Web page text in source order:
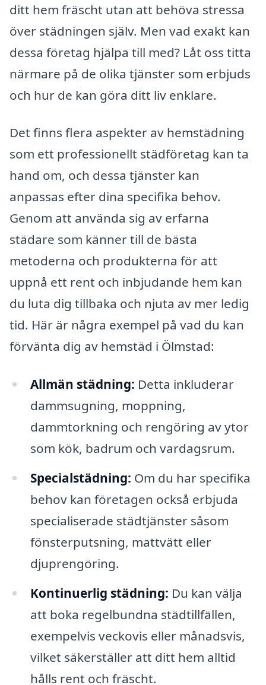
ditt hem fräscht utan att behöva stressa
över städningen själv. Men vad exakt kan
dessa företag hjälpa till med? Låt oss titta
närmare på de olika tjänster som erbjuds
och hur de kan göra ditt liv enklare.
Det finns flera aspekter av hemstädning
som ett professionellt städföretag kan ta
hand om, och dessa tjänster kan
anpassas efter dina specifika behov.
Genom att använda sig av erfarna
städare som känner till de bästa
metoderna och produkterna för att
uppnå ett rent och inbjudande hem kan
du luta dig tillbaka och njuta av mer ledig
tid. Här är några exempel på vad du kan
förvänta dig av hemstäd i Ölmstad:
Allmän städning: Detta inkluderar
dammsugning, moppning,
dammtorkning och rengöring av ytor
som kök, badrum och vardagsrum.
Specialstädning: Om du har specifika
behov kan företagen också erbjuda
specialiserade städtjänster såsom
fönsterputsning, mattvätt eller
djuprengöring.
Kontinuerlig städning: Du kan välja
att boka regelbundna städtillfällen,
exempelvis veckovis eller månadsvis,
vilket säkerställer att ditt hem alltid
hålls rent och fräscht.